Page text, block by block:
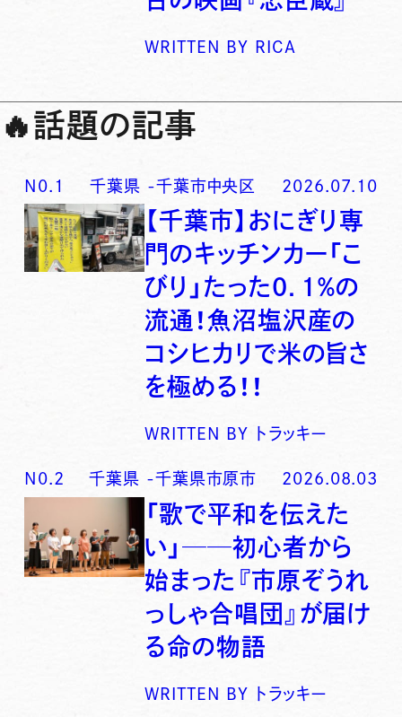
WRITTEN BY RICA
🔥話題の記事
N0. 1 千葉県 -千葉市中央区 2026.07.10
【千葉市】おにぎり専
門のキッチンカー「こ
びり」たった0．1％の
流通！魚沼塩沢産の
コシヒカリで米の旨さ
を極める！！
WRITTEN BY トラッキー
N0. 2 千葉県 -千葉県市原市 2026.08.03
「歌で平和を伝えた
い」──初心者から
始まった『市原ぞうれ
っしゃ合唱団』が届け
る命の物語
WRITTEN BY トラッキー